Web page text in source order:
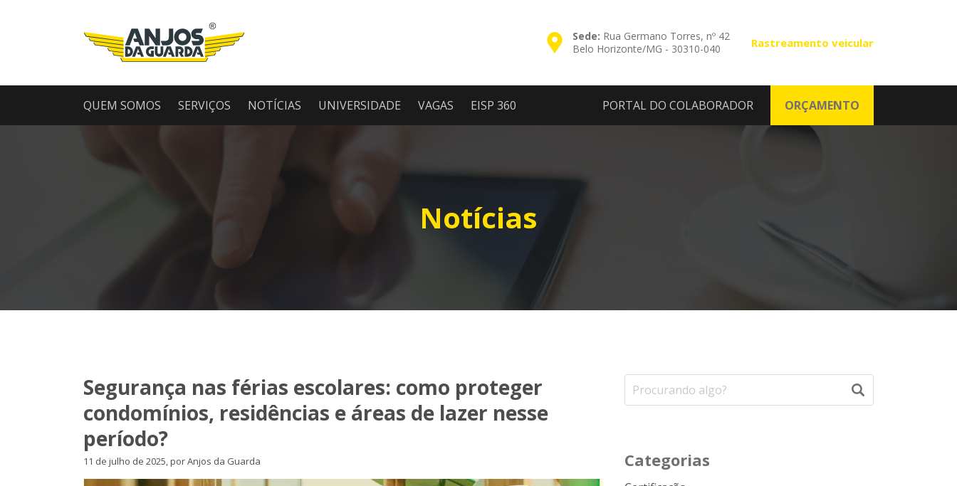
Sede: Rua Germano Torres, nº 42
Belo Horizonte/MG - 30310-040
Rastreamento veicular
QUEM SOMOS SERVIÇOS NOTÍCIAS UNIVERSIDADE VAGAS EISP 360 PORTAL DO COLABORADOR ORÇAMENTO
Notícias
Segurança nas férias escolares: como proteger
condomínios, residências e áreas de lazer nesse
período?
11 de julho de 2025, por Anjos da Guarda Categorias